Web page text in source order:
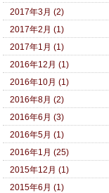
2017年3月 (2)
2017年2月 (1)
2017年1月 (1)
2016年12月 (1)
2016年10月 (1)
2016年8月 (2)
2016年6月 (3)
2016年5月 (1)
2016年1月 (25)
2015年12月 (1)
2015年6月 (1)